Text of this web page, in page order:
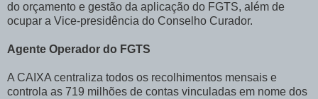
do orçamento e gestão da aplicação do FGTS, além de
ocupar a Vice-presidência do Conselho Curador.
Agente Operador do FGTS
A CAIXA centraliza todos os recolhimentos mensais e
controla as 719 milhões de contas vinculadas em nome dos